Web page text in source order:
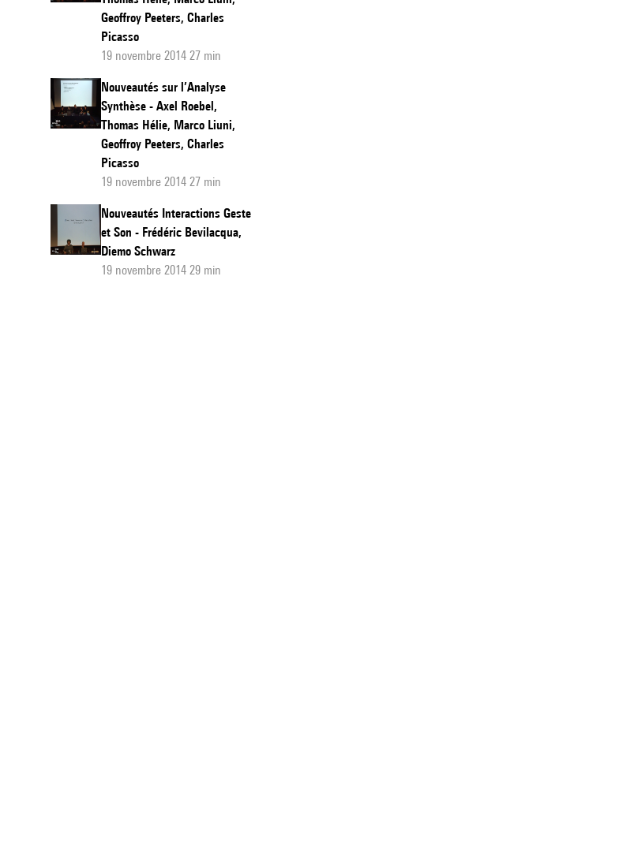
Geoffroy Peeters, Charles
Picasso
19 novembre 2014 27 min
Nouveautés sur l’Analyse
Synthèse - Axel Roebel,
Thomas Hélie, Marco Liuni,
Geoffroy Peeters, Charles
Picasso
19 novembre 2014 27 min
Nouveautés Interactions Geste
et Son - Frédéric Bevilacqua,
Diemo Schwarz
19 novembre 2014 29 min